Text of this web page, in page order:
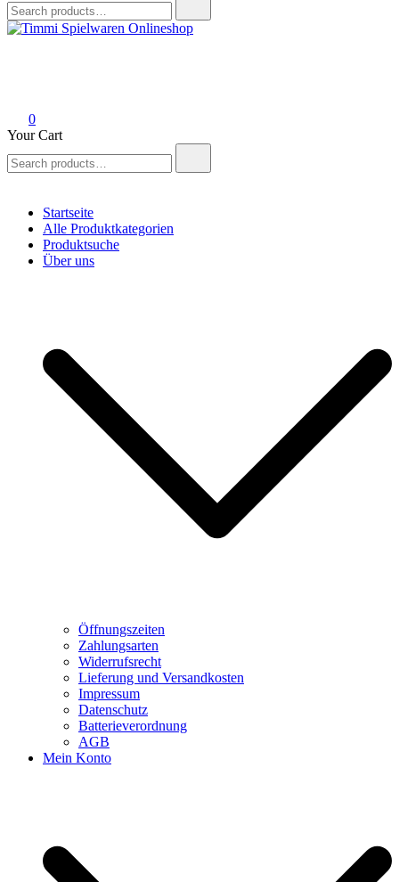
for:
0
Your Cart
for:
Startseite
Alle Produktkategorien
Produktsuche
Über uns
Öffnungszeiten
Zahlungsarten
Widerrufsrecht
Lieferung und Versandkosten
Impressum
Datenschutz
Batterieverordnung
AGB
Mein Konto